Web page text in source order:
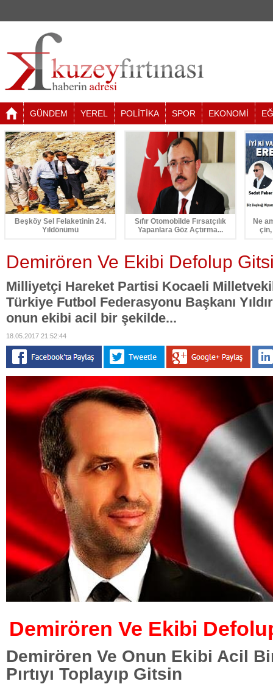
GÜNDEM YEREL POLİTİKA SPOR EKONOMİ
Beşköy Sel Felaketinin 24.
Yıldönümü
Sıfır Otomobilde Fırsatçılık
Yapanlara Göz Açtırma...
Ne
Demirören Ve Ekibi Defolup
Milliyetçi Hareket Partisi Kocaeli
Türkiye Futbol Federasyonu Başkanı
onun ekibi acil bir şekilde...
18.05.2017 21:52:44
Demirören Ve Ekibi
Demirören Ve Onun Ekibi Acil
Pırtıyı Toplayıp Gitsin